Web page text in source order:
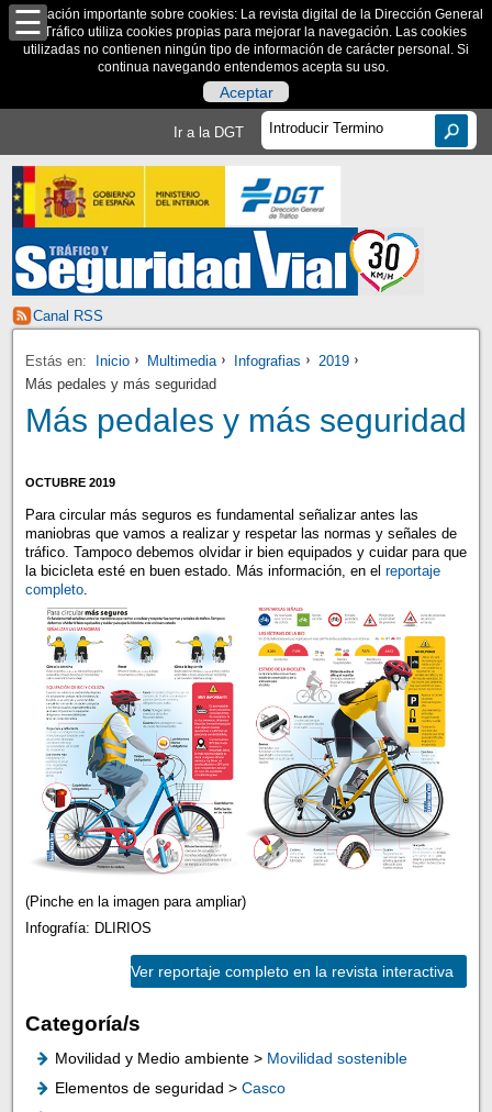
Información importante sobre cookies: La revista digital de la Dirección General
de Tráfico utiliza cookies propias para mejorar la navegación. Las cookies
utilizadas no contienen ningún tipo de información de carácter personal. Si
continua navegando entendemos acepta su uso.
Aceptar
Ir a la DGT
Canal RSS
Estás en: Inicio Multimedia Infografias
2019
Más pedales y más seguridad
Más pedales y más seguridad
OCTUBRE 2019
Para circular más seguros es fundamental señalizar antes las
maniobras que vamos a realizar y respetar las normas y señales de
tráfico. Tampoco debemos olvidar ir bien equipados y cuidar para que
la bicicleta esté en buen estado. Más información, en el reportaje
completo.
(Pinche en la imagen para ampliar)
Infografía: DLIRIOS
Ver reportaje completo en la revista interactiva
Categoría/s
Movilidad y Medio ambiente > Movilidad sostenible
Elementos de seguridad > Casco